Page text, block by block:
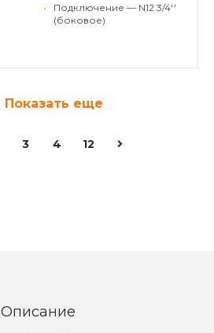
•
Подключение — N12 3/4''
(боковое)
Показать еще
3 4 12
Описание